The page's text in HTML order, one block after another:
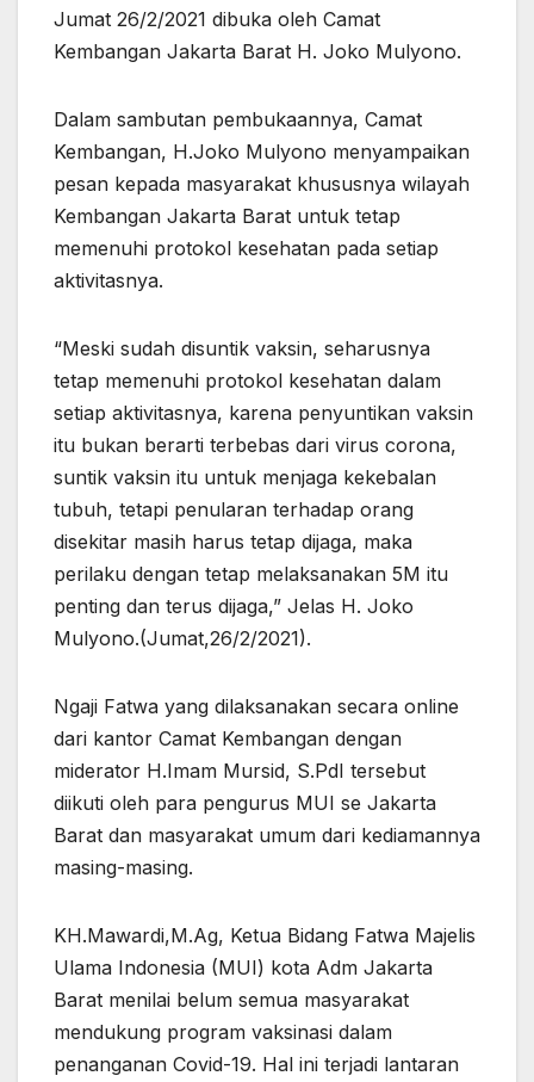
Jumat 26/2/2021 dibuka oleh Camat
Kembangan Jakarta Barat H. Joko Mulyono.
Dalam sambutan pembukaannya, Camat
Kembangan, H.Joko Mulyono menyampaikan
pesan kepada masyarakat khususnya wilayah
Kembangan Jakarta Barat untuk tetap
memenuhi protokol kesehatan pada setiap
aktivitasnya.
“Meski sudah disuntik vaksin, seharusnya
tetap memenuhi protokol kesehatan dalam
setiap aktivitasnya, karena penyuntikan vaksin
itu bukan berarti terbebas dari virus corona,
suntik vaksin itu untuk menjaga kekebalan
tubuh, tetapi penularan terhadap orang
disekitar masih harus tetap dijaga, maka
perilaku dengan tetap melaksanakan 5M itu
penting dan terus dijaga,” Jelas H. Joko
Mulyono.(Jumat,26/2/2021).
Ngaji Fatwa yang dilaksanakan secara online
dari kantor Camat Kembangan dengan
miderator H.Imam Mursid, S.PdI tersebut
diikuti oleh para pengurus MUI se Jakarta
Barat dan masyarakat umum dari kediamannya
masing-masing.
KH.Mawardi,M.Ag, Ketua Bidang Fatwa Majelis
Ulama Indonesia (MUI) kota Adm Jakarta
Barat menilai belum semua masyarakat
mendukung program vaksinasi dalam
penanganan Covid-19. Hal ini terjadi lantaran